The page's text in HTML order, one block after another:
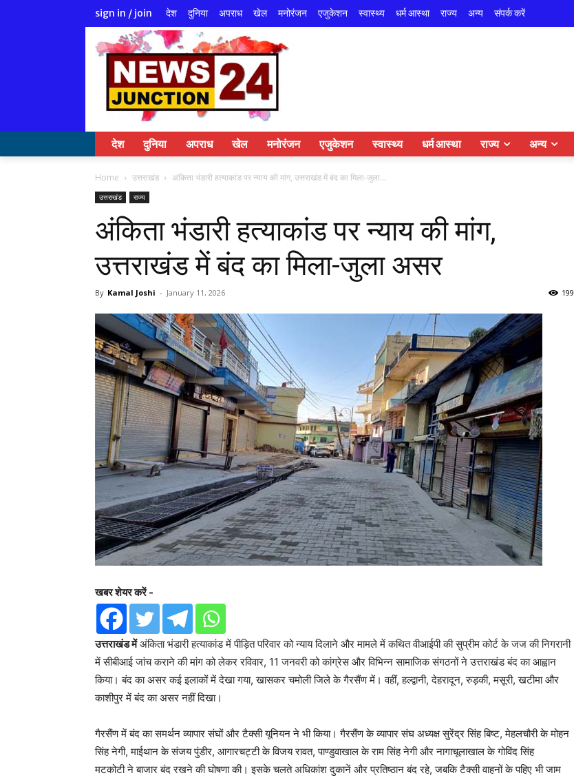
sign in / join देश दुनिया अपराध खेल मनोरंजन एजुकेशन स्वास्थ्य धर्म आस्था राज्य अन्य संपर्क करें
देश दुनिया अपराध खेल मनोरंजन एजुकेशन स्वास्थ्य धर्म आस्था राज्य अन्य
Home उत्तराखंड अंकिता भंडारी हत्याकांड पर न्याय की मांग, उत्तराखंड में बंद का मिला-जुला...
उत्तराखंड राज्य
अंकिता भंडारी हत्याकांड पर न्याय की मांग,
उत्तराखंड में बंद का मिला-जुला असर
By Kamal Joshi - January 11, 2026 199
खबर शेयर करें -
उत्तराखंड मेंअंकिता भंडारी हत्याकांड में पीड़ित परिवार को न्याय दिलाने और मामले में कथित वीआईपी की सुप्रीम कोर्ट के जज की निगरानी
में सीबीआई जांच कराने की मांग को लेकर रविवार, 11 जनवरी को कांग्रेस और विभिन्न सामाजिक संगठनों ने उत्तराखंड बंद का आह्वान
किया। बंद का असर कई इलाकों में देखा गया, खासकर चमोली जिले के गैरसैंण में। वहीं, हल्द्वानी, देहरादून, रुड़की, मसूरी, खटीमा और
काशीपुर में बंद का असर नहीं दिखा।
गैरसैंण में बंद का समर्थन व्यापार संघों और टैक्सी यूनियन ने भी किया। गैरसैंण के व्यापार संघ अध्यक्ष सुरेंद्र सिंह बिष्ट, मेहलचौरी के मोहन
सिंह नेगी, माईथान के संजय पुंडीर, आगारचट्टी के विजय रावत, पाण्डुवाखाल के राम सिंह नेगी और नागाचूलाखाल के गोविंद सिंह
मटकोटी ने बाजार बंद रखने की घोषणा की। इसके चलते अधिकांश दुकानें और प्रतिष्ठान बंद रहे, जबकि टैक्सी वाहनों के पहिए भी जाम